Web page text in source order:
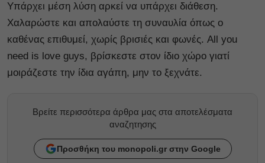
Υπάρχει μέση λύση αρκεί να υπάρχει διάθεση.
Χαλαρώστε και απολαύστε τη συναυλία όπως ο
καθένας επιθυμεί, χωρίς βρισιές και φωνές. All you
need is love guys, βρίσκεστε στον ίδιο χώρο γιατί
μοιράζεστε την ίδια αγάπη, μην το ξεχνάτε.
Βρείτε περισσότερα άρθρα μας στα αποτελέσματα
αναζητησης
Προσθήκη του monopoli.gr στην Google